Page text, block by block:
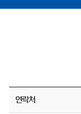
연락처